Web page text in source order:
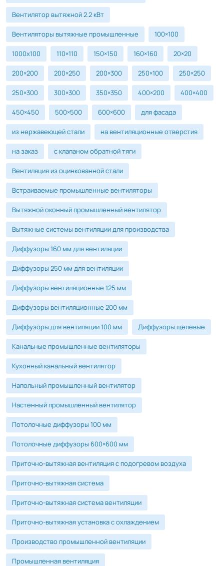
Вентилятор вытяжной 2.2 кВт
Вентиляторы вытяжные промышленные 100×100
1000х100 110×110 150×150 160×160 20×20
200×200 200×250 200×300 250×100 250×250
250×300 300×300 350×350 400×200 400×400
450×450 500×500 600×600 для фасада
из нержавеющей стали на вентиляционные отверстия
на заказ с клапаном обратной тяги
Вентиляция из оцинкованной стали
Встраиваемые промышленные вентиляторы
Вытяжной оконный промышленный вентилятор
Вытяжные системы вентиляции для производства
Диффузоры 160 мм для вентиляции
Диффузоры 250 мм для вентиляции
Диффузоры вентиляционные 125 мм
Диффузоры вентиляционные 200 мм
Диффузоры для вентиляции 100 мм Диффузоры щелевые
Канальные промышленные вентиляторы
Кухонный канальный вентилятор
Напольный промышленный вентилятор
Настенный промышленный вентилятор
Потолочные диффузоры 100 мм
Потолочные диффузоры 600×600 мм
Приточно-вытяжная вентиляция с подогревом воздуха
Приточно-вытяжная система
Приточно-вытяжная система вентиляции
Приточно-вытяжная установка с охлаждением
Производство промышленной вентиляции
Промышленная вентиляция